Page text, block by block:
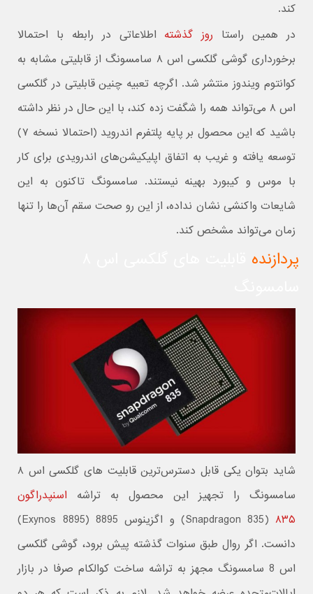
کند.
در همین راستا روز گذشته اطلاعاتی در رابطه با احتمالا
برخورداری گوشی گلکسی اس ۸ سامسونگ از قابلیتی مشابه به
کوانتوم ویندوز منتشر شد. اگرچه تعبیه چنین قابلیتی در گلکسی
اس ۸ می‌تواند همه را شگفت زده کند، با این حال در نظر داشته
باشید که این محصول بر پایه پلتفرم اندروید (احتمالا نسخه ۷)
توسعه یافته و غریب به اتفاق اپلیکیشن‌های اندرویدی برای کار
با موس و کیبورد بهینه نیستند. سامسونگ تاکنون به این
شایعات واکنشی نشان نداده، از این رو صحت سقم آن‌ها را تنها
زمان می‌تواند مشخص کند.
پردازنده
شاید بتوان یکی قابل‌ دسترس‌ترین قابلیت های گلکسی اس ۸
سامسونگ را تجهیز این محصول به تراشه اسنپدراگون
۸۳۵
(Snapdragon 835) و اگزینوس 8895 (Exynos 8895)
دانست. اگر روال طبق سنوات گذشته پیش برود، گوشی گلکسی
اس 8 سامسونگ مجهز به تراشه ساخت کوالکام صرفا در بازار